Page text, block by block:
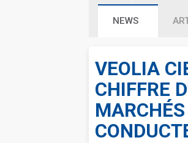
NEWS
VEOLIA
CHIFFRE